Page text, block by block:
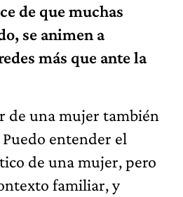
de que muchas
se animen a
más que ante la
de una mujer también
entender el
de una mujer, pero
familiar, y